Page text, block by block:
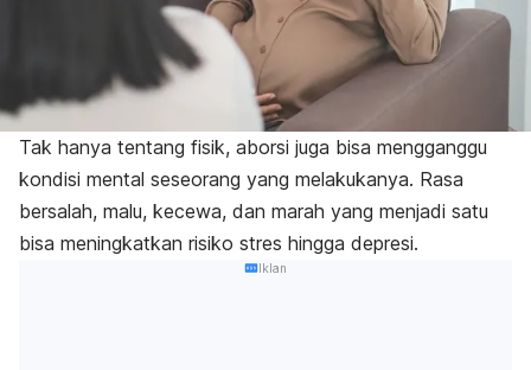
Tak hanya tentang fisik, aborsi juga bisa mengganggu
kondisi mental seseorang yang melakukanya. Rasa
bersalah, malu, kecewa, dan marah yang menjadi satu
bisa meningkatkan risiko stres hingga depresi.
Iklan